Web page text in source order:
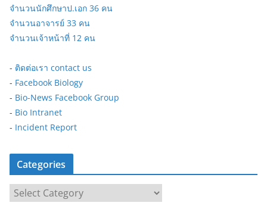
จำนวนนักศึกษาป.เอก 36 คน
จำนวนอาจารย์ 33 คน
จำนวนเจ้าหน้าที่ 12 คน
- ติดต่อเรา contact us
- Facebook Biology
- Bio-News Facebook Group
- Bio Intranet
- Incident Report
Categories
a